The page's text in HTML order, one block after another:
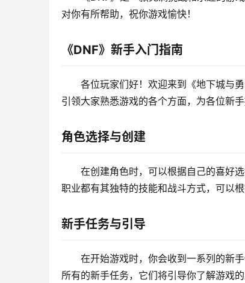
对你有所帮助，祝你游戏愉快！
《DNF》新手入门指南
各位玩家们好！欢迎来到《地下城与
引领大家熟悉游戏的各个方面，为各位新
角色选择与创建
在创建角色时，可以根据自己的喜好
职业都有其独特的技能和战斗方式，可以
新手任务与引导
在开始游戏时，你会收到一系列的新
所有的新手任务，它们将引导你了解游戏